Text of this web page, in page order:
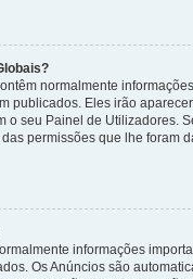
normalmente
publicados. Eles irão
o seu Painel de Utilizadores.
permissões que lhe foram
informações
Os Anúncios são